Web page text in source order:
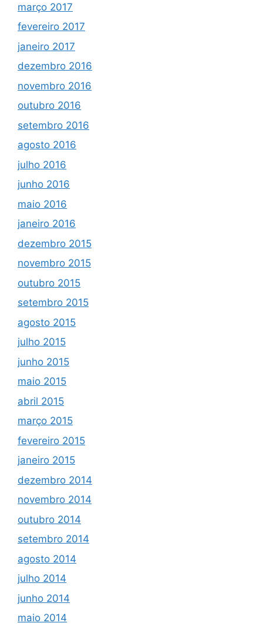
março 2017
fevereiro 2017
janeiro 2017
dezembro 2016
novembro 2016
outubro 2016
setembro 2016
agosto 2016
julho 2016
junho 2016
maio 2016
janeiro 2016
dezembro 2015
novembro 2015
outubro 2015
setembro 2015
agosto 2015
julho 2015
junho 2015
maio 2015
abril 2015
março 2015
fevereiro 2015
janeiro 2015
dezembro 2014
novembro 2014
outubro 2014
setembro 2014
agosto 2014
julho 2014
junho 2014
maio 2014